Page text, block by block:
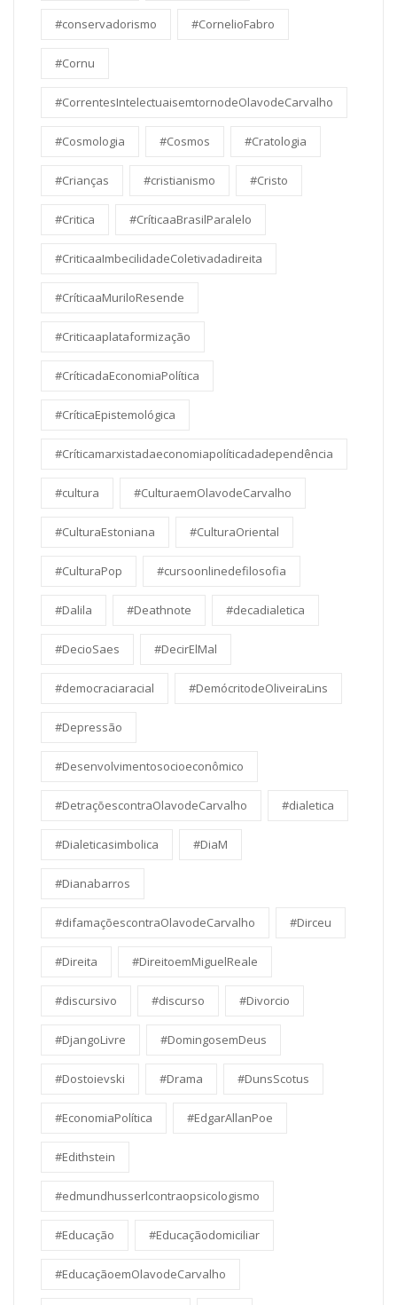
#conservadorismo #CornelioFabro
#Cornu
#CorrentesIntelectuaisemtornodeOlavodeCarvalho
#Cosmologia #Cosmos #Cratologia
#Crianças #cristianismo #Cristo
#Critica #CríticaaBrasilParalelo
#CriticaaImbecilidadeColetivadadireita
#CríticaaMuriloResende
#Criticaaplataformização
#CríticadaEconomiaPolítica
#CríticaEpistemológica
#Críticamarxistadaeconomiapolíticadadependência
#cultura #CulturaemOlavodeCarvalho
#CulturaEstoniana #CulturaOriental
#CulturaPop #cursoonlinedefilosofia
#Dalila #Deathnote #decadialetica
#DecioSaes #DecirElMal
#democraciaracial #DemócritodeOliveiraLins
#Depressão
#Desenvolvimentosocioeconômico
#DetraçõescontraOlavodeCarvalho #dialetica
#Dialeticasimbolica #DiaM
#Dianabarros
#difamaçõescontraOlavodeCarvalho #Dirceu
#Direita #DireitoemMiguelReale
#discursivo #discurso #Divorcio
#DjangoLivre #DomingosemDeus
#Dostoievski #Drama #DunsScotus
#EconomiaPolítica #EdgarAllanPoe
#Edithstein
#edmundhusserlcontraopsicologismo
#Educação #Educaçãodomiciliar
#EducaçãoemOlavodeCarvalho